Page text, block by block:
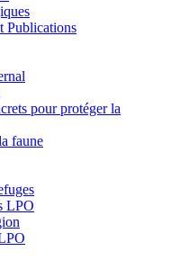
Publications
pour protéger la
faune
LPO